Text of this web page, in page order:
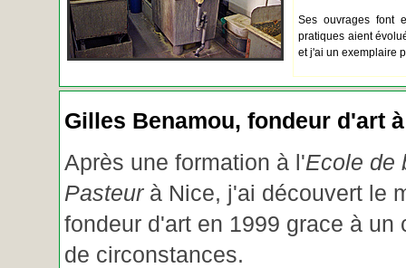
Ses ouvrages font
pratiques aient
et j'ai un exemplaire
Gilles Benamou, fondeur d'art
Après une formation à l'Ecole de
Pasteurà Nice, j'ai découvert le
fondeur d'art en 1999 grace à un
de circonstances.